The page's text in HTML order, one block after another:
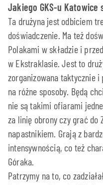
Jakiego GKS-u Katowice
Ta drużyna jest odbiciem
doświadczenie. Ma też
Polakami w składzie i
w Ekstraklasie. Jest to
zorganizowana taktycznie
na różne sposoby. Będą
nie są takimi ofiarami
za linię obrony czy grać do
napastnikiem. Grają z
intensywnością, co też
Góraka.
Patrzymy na to, co